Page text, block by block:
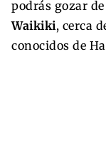
podrás gozar de
Waikiki, cerca
conocidos de